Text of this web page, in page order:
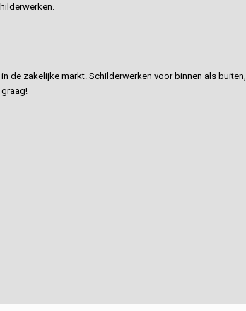
de zakelijke markt. Schilderwerken voor binnen als buiten,